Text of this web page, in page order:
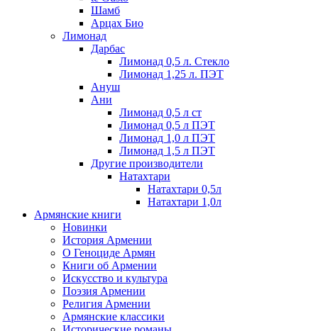
Шамб
Арцах Био
Лимонад
Дарбас
Лимонад 0,5 л. Стекло
Лимонад 1,25 л. ПЭТ
Ануш
Ани
Лимонад 0,5 л ст
Лимонад 0,5 л ПЭТ
Лимонад 1,0 л ПЭТ
Лимонад 1,5 л ПЭТ
Другие производители
Натахтари
Натахтари 0,5л
Натахтари 1,0л
Армянские книги
Новинки
История Армении
О Геноциде Армян
Книги об Армении
Иcкусство и культура
Поэзия Армении
Религия Армении
Армянские классики